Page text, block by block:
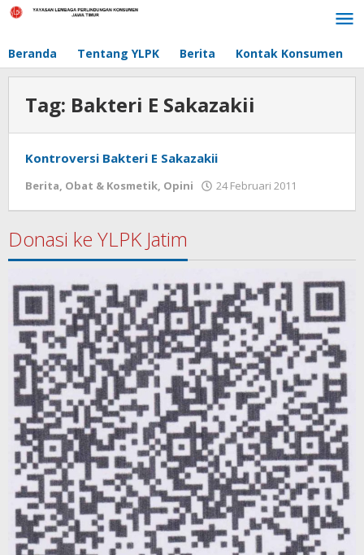
Lewati
Beranda Tentang YLPK Berita Kontak Konsumen
Tag: Bakteri E Sakazakii
Kontroversi Bakteri E Sakazakii
Berita, Obat & Kosmetik, Opini 24 Februari 2011
Donasi ke YLPK Jatim